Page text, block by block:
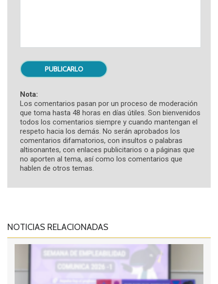
Nota:
Los comentarios pasan por un proceso de moderación
que toma hasta 48 horas en días útiles. Son bienvenidos
todos los comentarios siempre y cuando mantengan el
respeto hacia los demás. No serán aprobados los
comentarios difamatorios, con insultos o palabras
altisonantes, con enlaces publicitarios o a páginas que
no aporten al tema, así como los comentarios que
hablen de otros temas.
NOTICIAS RELACIONADAS